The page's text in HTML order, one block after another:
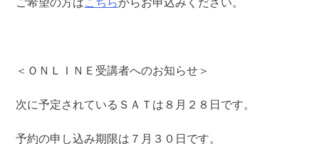
ご希望の方はこちらからお申込みください。
＜ＯＮＬＩＮＥ受講者へのお知らせ＞
次に予定されているＳＡＴは８月２８日です。
予約の申し込み期限は７月３０日です。